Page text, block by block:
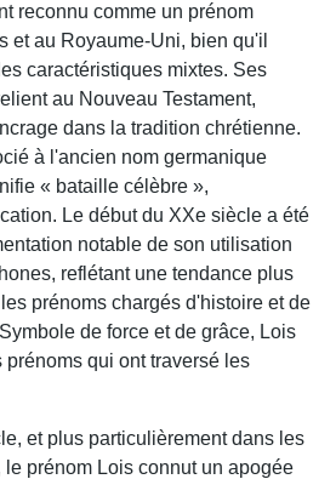
reconnu comme un prénom
et au Royaume-Uni, bien qu'il
caractéristiques mixtes. Ses
au Nouveau Testament,
dans la tradition chrétienne.
à l'ancien nom germanique
« bataille célèbre »,
Le début du XXe siècle a été
notable de son utilisation
reflétant une tendance plus
prénoms chargés d'histoire et de
de force et de grâce, Lois
qui ont traversé les
et plus particulièrement dans les
prénom Lois connut un apogée